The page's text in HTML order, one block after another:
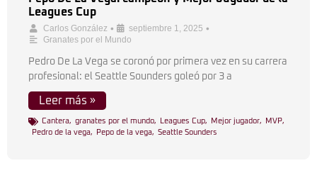
Leagues Cup
Carlos González • septiembre 1, 2025 •
Granates por el Mundo
Pedro De La Vega se coronó por primera vez en su carrera
profesional: el Seattle Sounders goleó por 3 a
Leer más »
Cantera, granates por el mundo, Leagues Cup, Mejor jugador, MVP,
Pedro de la vega, Pepo de la vega, Seattle Sounders